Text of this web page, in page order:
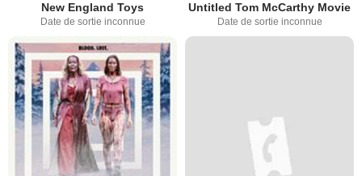
New England Toys
Date de sortie inconnue
Untitled Tom McCarthy Movie
Date de sortie inconnue